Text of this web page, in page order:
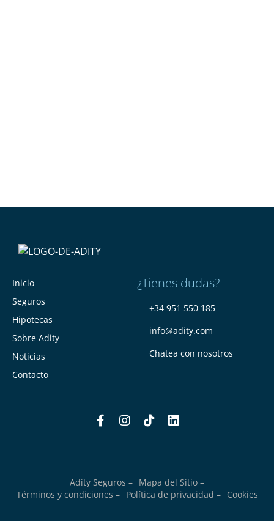
Inicio
Seguros
Hipotecas
Sobre Adity
Noticias
Contacto
¿Tienes dudas?
+34 951 550 185
info@adity.com
Chatea con nosotros
Adity Seguros – Mapa del Sitio –
Términos y condiciones –
Política de privacidad – Cookies